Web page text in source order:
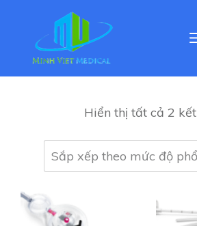
Hiển thị tất cả 2